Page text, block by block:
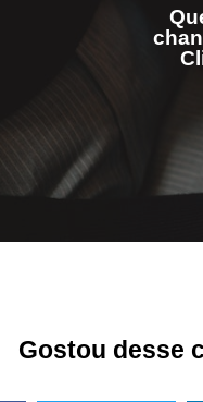
Gostou desse